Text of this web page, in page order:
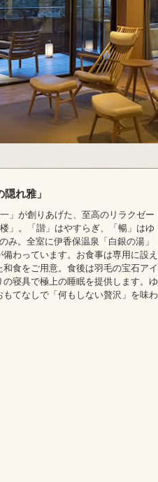
れ雅」
」が創りあげた、至高のリラクゼー
」。「諧」はやすらぎ、「暢」はゆ
み。全室に伊香保温泉「白銀の湯」
わっています。お食事は専用に設え
食をご用意。食後は羽毛の宝石アイ
寝具で極上の睡眠を提供します。ゆ
てなしで「何もしない贅沢」を味わ